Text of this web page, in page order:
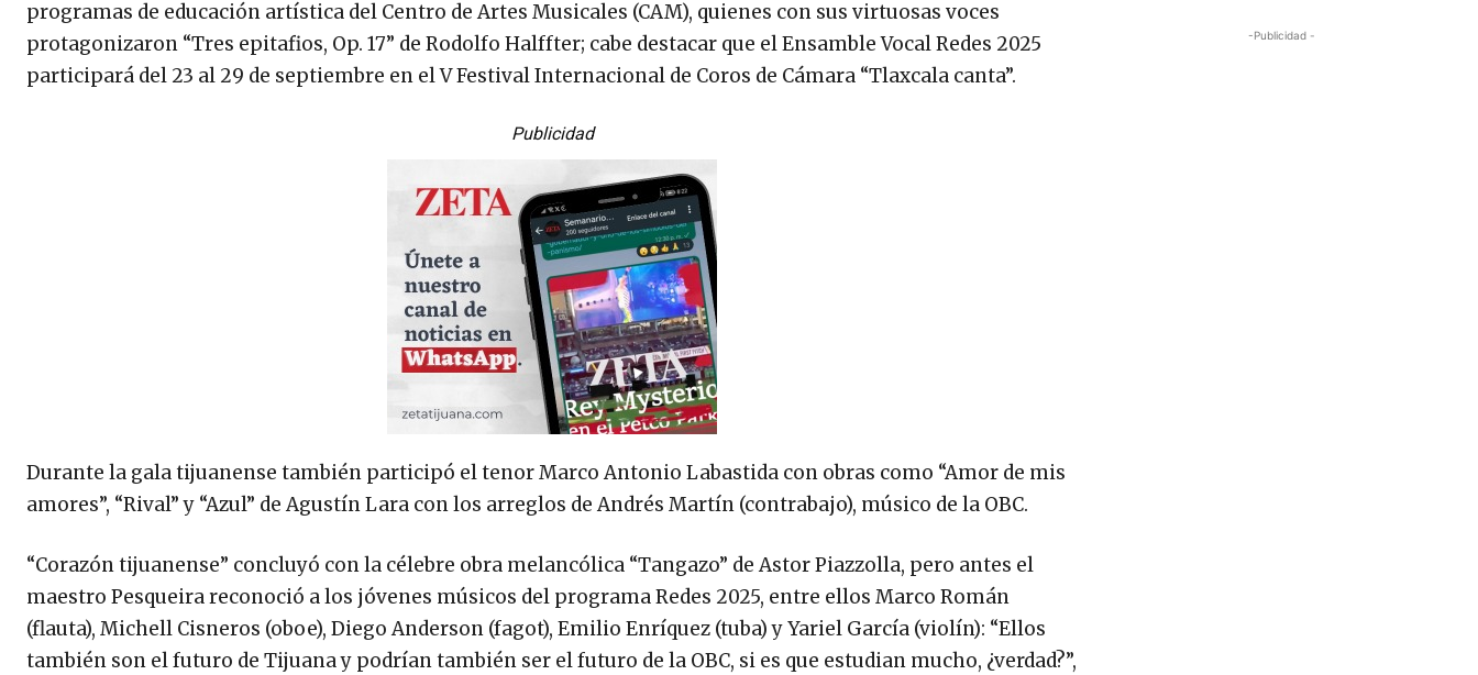
programas de educación artística del Centro de Artes Musicales (CAM), quienes con sus virtuosas voces
protagonizaron “Tres epitafios, Op. 17” de Rodolfo Halffter; cabe destacar que el Ensamble Vocal Redes 2025
participará del 23 al 29 de septiembre en el V Festival Internacional de Coros de Cámara “Tlaxcala canta”.
Publicidad
Durante la gala tijuanense también participó el tenor Marco Antonio Labastida con obras como “Amor de mis
amores”, “Rival” y “Azul” de Agustín Lara con los arreglos de Andrés Martín (contrabajo), músico de la OBC.
“Corazón tijuanense” concluyó con la célebre obra melancólica “Tangazo” de Astor Piazzolla, pero antes el
maestro Pesqueira reconoció a los jóvenes músicos del programa Redes 2025, entre ellos Marco Román
(flauta), Michell Cisneros (oboe), Diego Anderson (fagot), Emilio Enríquez (tuba) y Yariel García (violín): “Ellos
también son el futuro de Tijuana y podrían también ser el futuro de la OBC, si es que estudian mucho, ¿verdad?”,
-Publicidad -